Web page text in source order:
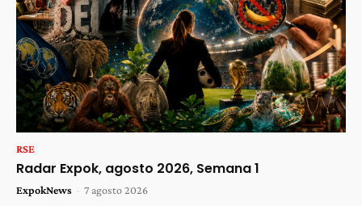
RSE
Radar Expok, agosto 2026, Semana 1
ExpokNews - 7 agosto 2026